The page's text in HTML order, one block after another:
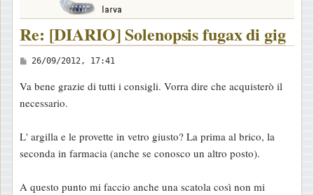
Re: [DIARIO] Solenopsis fugax di gig
M
s
s
g
g
26/09/2012, 17:41
Va bene grazie di tutti i consigli. Vorra dire che acquisterò il
necessario.
L' argilla e le provette in vetro giusto? La prima al brico, la
seconda in farmacia (anche se conosco un altro posto).
A questo punto mi faccio anche una scatola così non mi